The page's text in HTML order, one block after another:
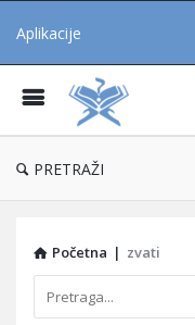
Aplikacije
PRETRAŽI
Početna | zvati